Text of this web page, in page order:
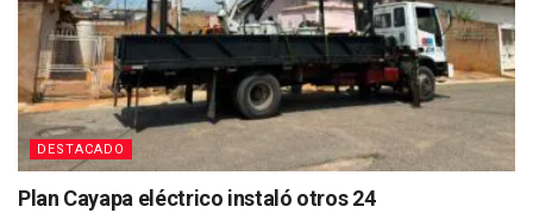
DESTACADO
Plan Cayapa eléctrico instaló otros 24